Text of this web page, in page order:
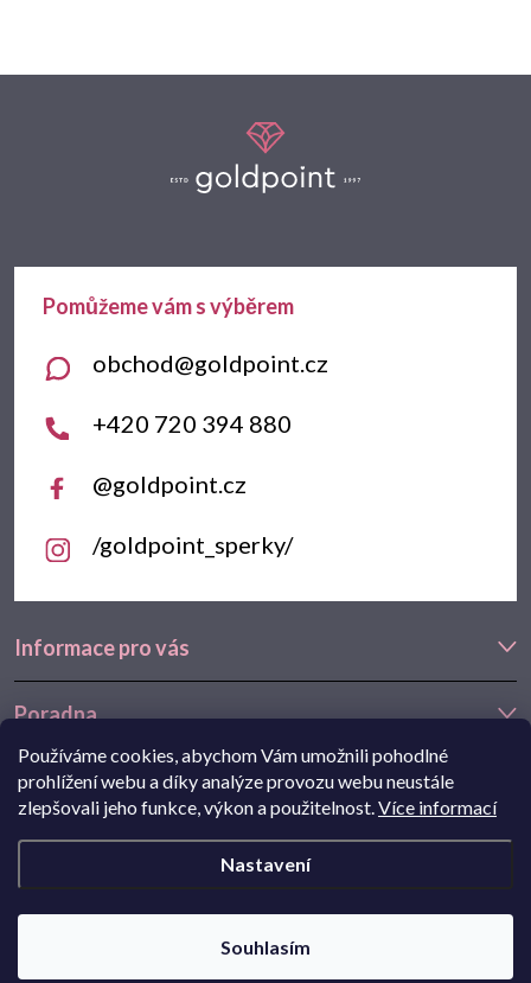
Používáme cookies, abychom Vám umožnili pohodlné
prohlížení webu a díky analýze provozu webu neustále
zlepšovali jeho funkce, výkon a použitelnost.Více informací
Nastavení
Souhlasím
a
Informace pro vás
Poradna
Často hledáte
obchod@goldpoint.cz
+420 720 394 880
@goldpoint.cz
/goldpoint_sperky/
Pohání Shoptet
Navštivte také náš e-shop Goldstore.cz:zlaté náušnice,dětské
náušnice z bílého zlata